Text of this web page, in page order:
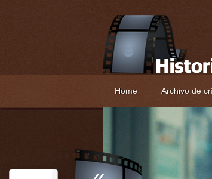
Home Archivo de